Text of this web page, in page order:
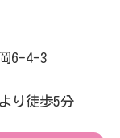
6-4-3
り徒歩5分